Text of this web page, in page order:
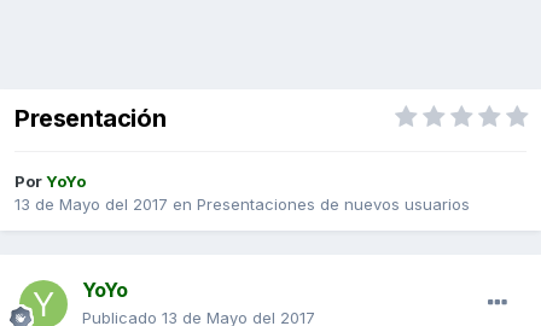
Presentación
PorYoYo
13 de Mayo del 2017 en Presentaciones de nuevos usuarios
YoYo
Publicado 13 de Mayo del 2017